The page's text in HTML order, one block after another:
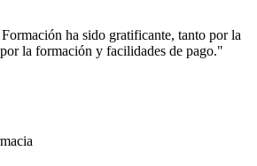
ha sido gratificante, tanto por la
la formación y facilidades de pago."